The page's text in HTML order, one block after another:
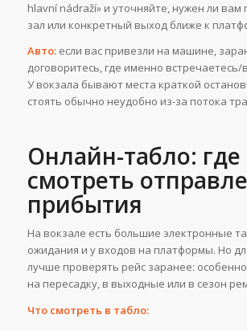
hlavní nádraží» и уточняйте, нужен ли вам
зал или конкретный выход ближе к
Авто:если вас привезли на машине,
договоритесь, где именно
У вокзала бывают места краткой
стоять обычно неудобно из-за потока
Онлайн-табло: где
смотреть
прибытия
На вокзале есть большие электронные
ожидания и у входов на платформы. Но
лучше проверять рейс заранее:
на пересадку, в выходные или в сезон
Что смотреть в табло: